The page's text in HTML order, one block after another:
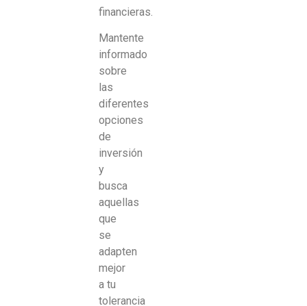
financieras.
Mantente
informado
sobre
las
diferentes
opciones
de
inversión
y
busca
aquellas
que
se
adapten
mejor
a tu
tolerancia